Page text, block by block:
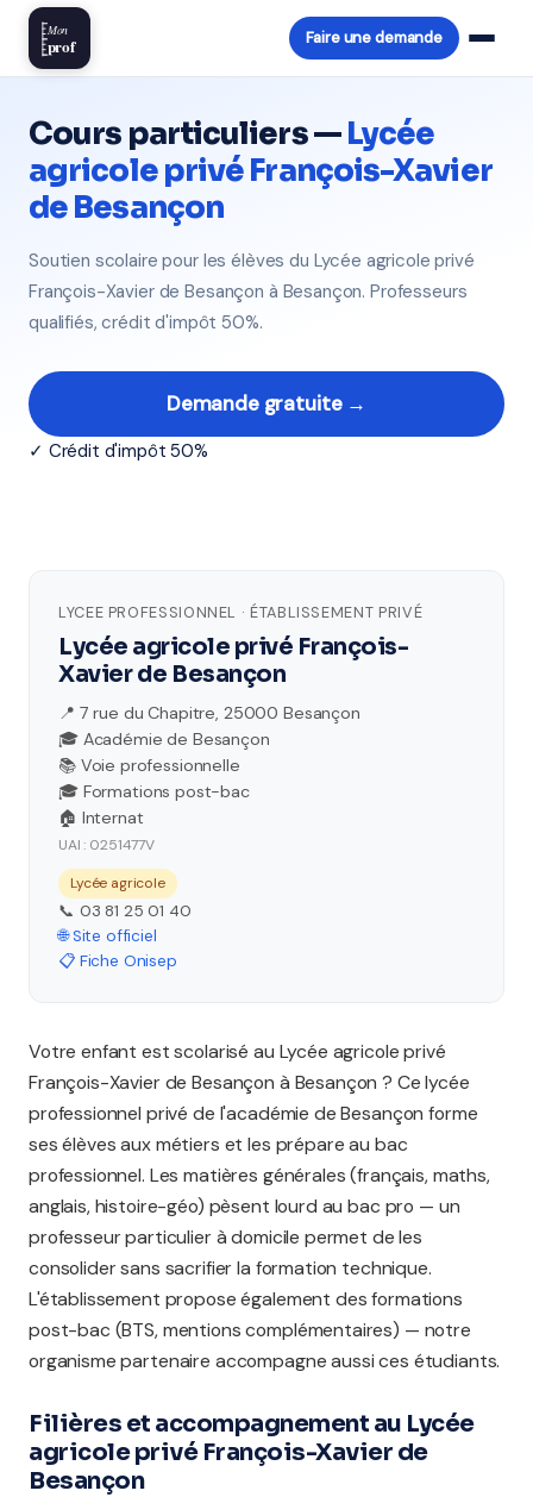
Mon
prof Faire une demande
Cours particuliers —Lycée
agricole privé François-Xavier
de Besançon
Soutien scolaire pour les élèves du Lycée agricole privé
François-Xavier de Besançon à Besançon. Professeurs
qualifiés, crédit d'impôt 50%.
Demande gratuite →
✓ Crédit d'impôt 50%
LYCEE PROFESSIONNEL · ÉTABLISSEMENT PRIVÉ
Lycée agricole privé François-
Xavier de Besançon
📍 7 rue du Chapitre, 25000 Besançon
🎓 Académie de Besançon
📚 Voie professionnelle
🎓 Formations post-bac
🏠 Internat
UAI : 0251477V
Lycée agricole
📞 03 81 25 01 40
🌐 Site officiel
📋 Fiche Onisep
Votre enfant est scolarisé au Lycée agricole privé
François-Xavier de Besançon à Besançon ? Ce lycée
professionnel privé de l'académie de Besançon forme
ses élèves aux métiers et les prépare au bac
professionnel. Les matières générales (français, maths,
anglais, histoire-géo) pèsent lourd au bac pro — un
professeur particulier à domicile permet de les
consolider sans sacrifier la formation technique.
L'établissement propose également des formations
post-bac (BTS, mentions complémentaires) — notre
organisme partenaire accompagne aussi ces étudiants.
Filières et accompagnement au Lycée
agricole privé François-Xavier de
Besançon